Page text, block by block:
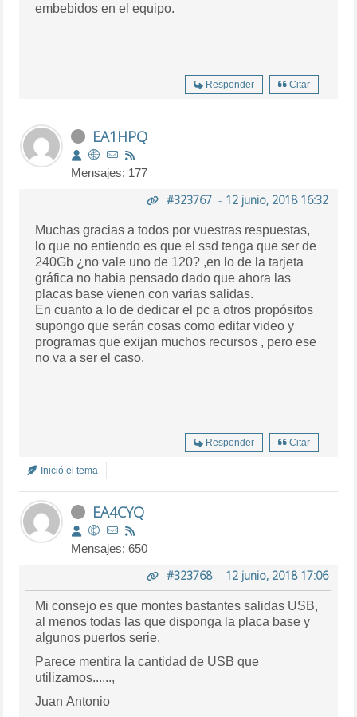
embebidos en el equipo.
Responder Citar
EA1HPQ
Mensajes: 177
#323767- 12 junio, 2018 16:32
Muchas gracias a todos por vuestras respuestas,
lo que no entiendo es que el ssd tenga que ser de
240Gb ¿no vale uno de 120? ,en lo de la tarjeta
gráfica no habia pensado dado que ahora las
placas base vienen con varias salidas.
En cuanto a lo de dedicar el pc a otros propósitos
supongo que serán cosas como editar video y
programas que exijan muchos recursos , pero ese
no va a ser el caso.
Responder Citar
Inició el tema
EA4CYQ
Mensajes: 650
#323768- 12 junio, 2018 17:06
Mi consejo es que montes bastantes salidas USB,
al menos todas las que disponga la placa base y
algunos puertos serie.
Parece mentira la cantidad de USB que
utilizamos......,
Juan Antonio